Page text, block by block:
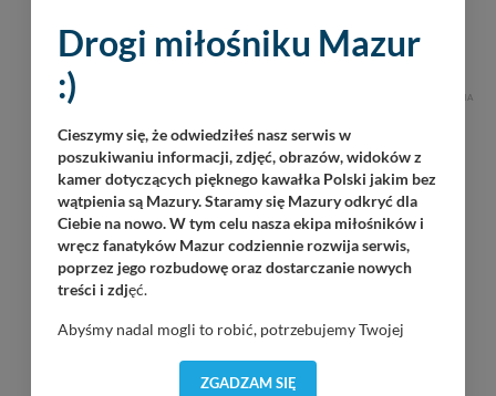
07
08.2026
Piękna Góra / Port Łabędzi Ostrów / 20:30
REKLAMA
Drogi miłośniku Mazur
:)
Cieszymy się, że odwiedziłeś nasz serwis w
poszukiwaniu informacji, zdjęć, obrazów, widoków z
kamer dotyczących pięknego kawałka Polski jakim bez
wątpienia są Mazury. Staramy się Mazury odkryć dla
Ciebie na nowo. W tym celu nasza ekipa miłośników i
wręcz fanatyków Mazur codziennie rozwija serwis,
poprzez jego rozbudowę oraz dostarczanie nowych
treści i zdjęć.
Abyśmy nadal mogli to robić, potrzebujemy Twojej
dostosować do Twoich preferencji. Twoje dane (w tym
ZGADZAM SIĘ